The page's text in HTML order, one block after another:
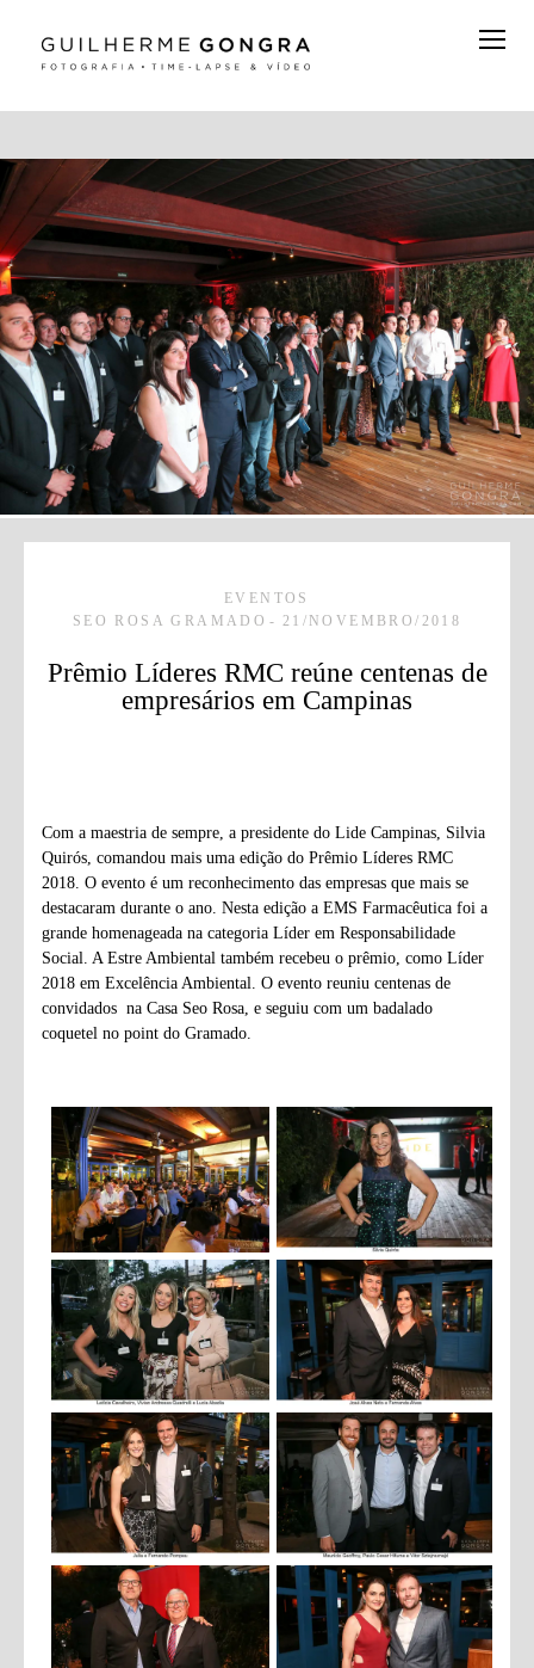
EVENTOS
SEO ROSA GRAMADO
21/NOVEMBRO/2018
Prêmio Líderes RMC reúne centenas de
empresários em Campinas
Com a maestria de sempre, a presidente do Lide Campinas, Silvia
Quirós, comandou mais uma edição do Prêmio Líderes RMC
2018. O evento é um reconhecimento das empresas que mais se
destacaram durante o ano. Nesta edição a EMS Farmacêutica foi a
grande homenageada na categoria Líder em Responsabilidade
Social. A Estre Ambiental também recebeu o prêmio, como Líder
2018 em Excelência Ambiental. O evento reuniu centenas de
convidados na Casa Seo Rosa, e seguiu com um badalado
coquetel no point do Gramado.